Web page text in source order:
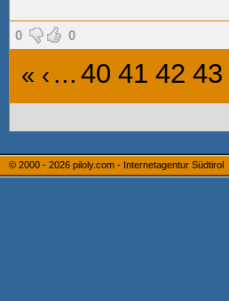
0 0
« ‹ ... 40 41 42 43
© 2000 - 2026 piloly.com - Internetagentur Südtirol